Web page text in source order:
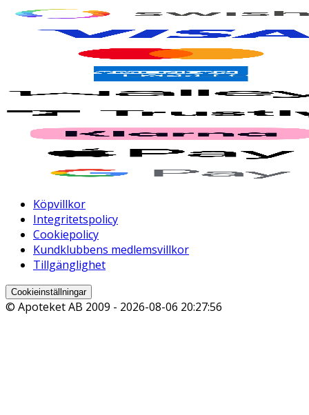
Köpvillkor
Integritetspolicy
Cookiepolicy
Kundklubbens medlemsvillkor
Tillgänglighet
Cookieinställningar
© Apoteket AB 2009 - 2026-08-06 20:27:56